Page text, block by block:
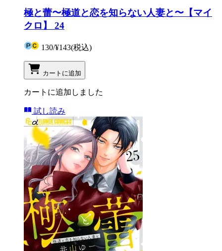
極と蕾〜極道と恋を知らない人妻と〜【マイ
クロ】 24
130/¥143(税込)
カートに追加
カートに追加しました
試し読み